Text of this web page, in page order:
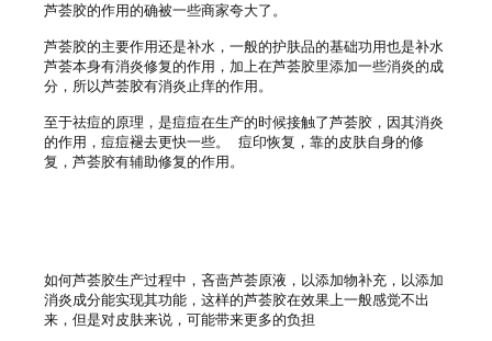
芦荟胶的作用的确被一些商家夸大了。
芦荟胶的主要作用还是补水，一般的护肤品的基础功用也是补水
芦荟本身有消炎修复的作用，加上在芦荟胶里添加一些消炎的成
分，所以芦荟胶有消炎止痒的作用。
至于祛痘的原理，是痘痘在生产的时候接触了芦荟胶，因其消炎
的作用，痘痘褪去更快一些。 痘印恢复，靠的皮肤自身的修
复，芦荟胶有辅助修复的作用。
如何芦荟胶生产过程中，吝啬芦荟原液，以添加物补充，以添加
消炎成分能实现其功能，这样的芦荟胶在效果上一般感觉不出
来，但是对皮肤来说，可能带来更多的负担